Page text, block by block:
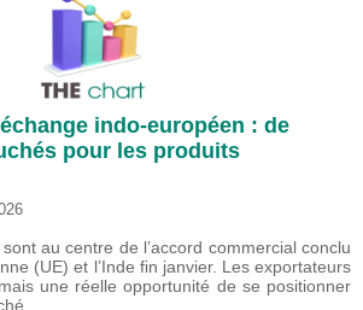
indo-européen : de
pour les produits
au centre de l’accord commercial conclu
(UE) et l’Inde fin janvier. Les exportateurs
une réelle opportunité de se positionner